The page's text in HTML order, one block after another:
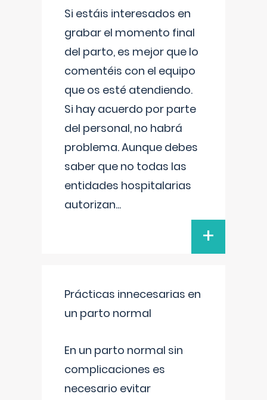
Si estáis interesados en
grabar el momento final
del parto, es mejor que lo
comentéis con el equipo
que os esté atendiendo.
Si hay acuerdo por parte
del personal, no habrá
problema. Aunque debes
saber que no todas las
entidades hospitalarias
autorizan...
+
Prácticas innecesarias en
un parto normal
En un parto normal sin
complicaciones es
necesario evitar